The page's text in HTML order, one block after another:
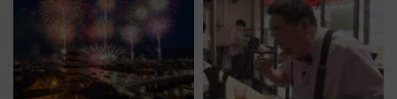
（札幌市）
アクセス